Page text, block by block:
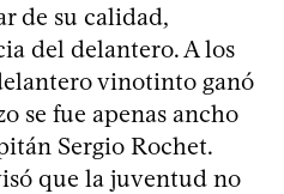
de su calidad,
del delantero. A los
vinotinto ganó
se fue apenas ancho
Sergio Rochet.
que la juventud no